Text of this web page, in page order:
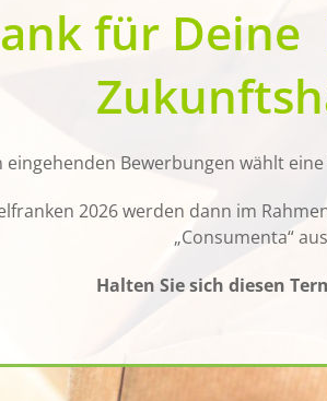
für Deine
eingehenden Bewerbungen wählt
2026 werden dann im
„Consumenta“
Halten Sie sich diesen